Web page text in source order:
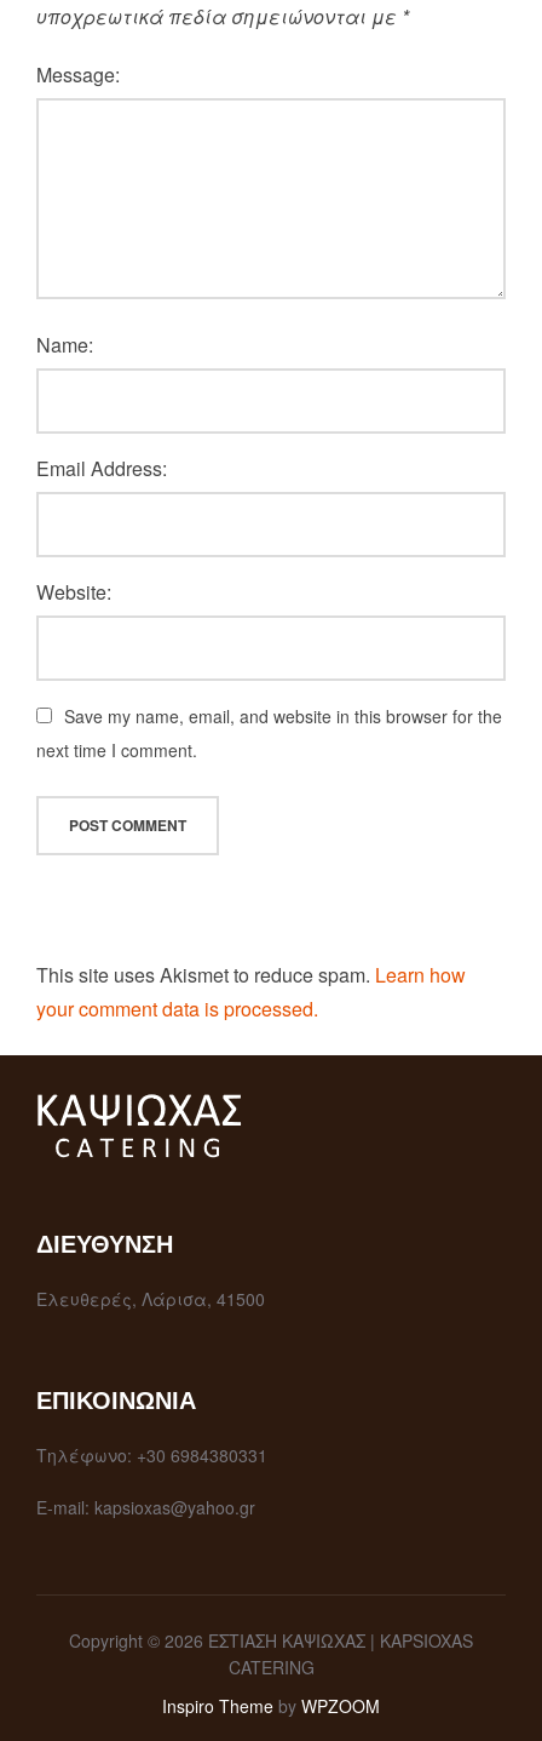
υποχρεωτικά πεδία σημειώνονται με *
Message:
Name:
Email Address:
Website:
Save my name, email, and website in this browser for the
next time I comment.
This site uses Akismet to reduce spam. Learn how
your comment data is processed.
ΔΙΕΎΘΥΝΣΗ
Ελευθερές, Λάρισα, 41500
ΕΠΙΚΟΙΝΩΝΊΑ
Τηλέφωνο: +30 6984380331
E-mail: kapsioxas@yahoo.gr
Copyright © 2026 ΕΣΤΙΑΣΗ ΚΑΨΙΩΧΑΣ | KAPSIOXAS
CATERING
Inspiro Theme by WPZOOM